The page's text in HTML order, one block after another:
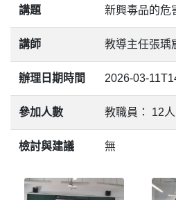
講題 新興毒品的危
講師 教導主任張瑀
辦理日期時間 2026-03-
參加人數 教職員： 12人
檢討與建議 無